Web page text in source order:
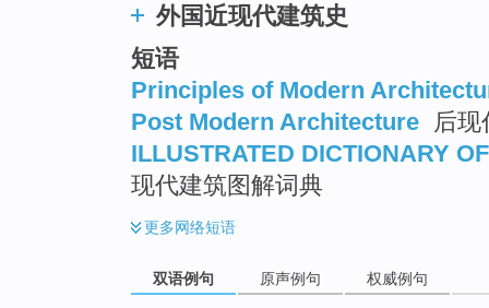
外国近现代建筑史
短语
Principles of Modern
Post Modern Architecture
后现
ILLUSTRATED DICTIONARY
现代建筑图解词典
更多网络短语
双语例句 原声例句 权威例句